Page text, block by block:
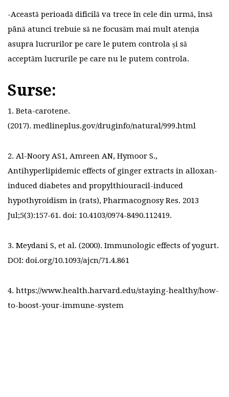
-Această perioadă dificilă va trece în cele din urmă, însă
până atunci trebuie să ne focusăm mai mult atenția
asupra lucrurilor pe care le putem controla și să
acceptăm lucrurile pe care nu le putem controla.
Surse:
1. Beta-carotene.
(2017). medlineplus.gov/druginfo/natural/999.html
2. Al-Noory AS1, Amreen AN, Hymoor S.,
Antihyperlipidemic effects of ginger extracts in alloxan-
induced diabetes and propylthiouracil-induced
hypothyroidism in (rats), Pharmacognosy Res. 2013
Jul;5(3):157-61. doi: 10.4103/0974-8490.112419.
3. Meydani S, et al. (2000). Immunologic effects of yogurt.
DOI: doi.org/10.1093/ajcn/71.4.861
4. https://www.health.harvard.edu/staying-healthy/how-
to-boost-your-immune-system